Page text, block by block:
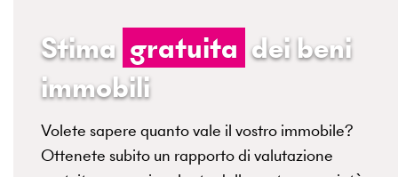
Stima gratuita dei beni
immobili
Volete sapere quanto vale il vostro immobile?
Ottenete subito un rapporto di valutazione